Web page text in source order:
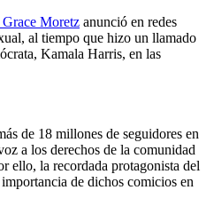
Moretz anunció en redes
al tiempo que hizo un llamado
Kamala Harris, en las
de 18 millones de seguidores en
a los derechos de la comunidad
ello, la recordada protagonista del
de dichos comicios en